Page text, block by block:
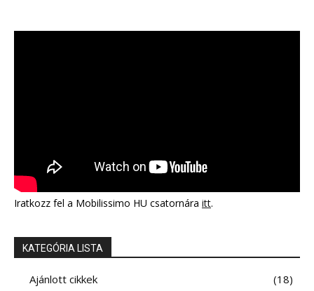
Iratkozz fel a Mobilissimo HU csatornára itt.
KATEGÓRIA LISTA
Ajánlott cikkek
18